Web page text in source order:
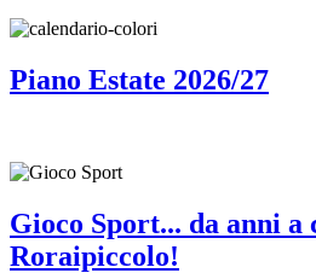
Piano Estate 2026/27
Gioco Sport... da anni a
Roraipiccolo!